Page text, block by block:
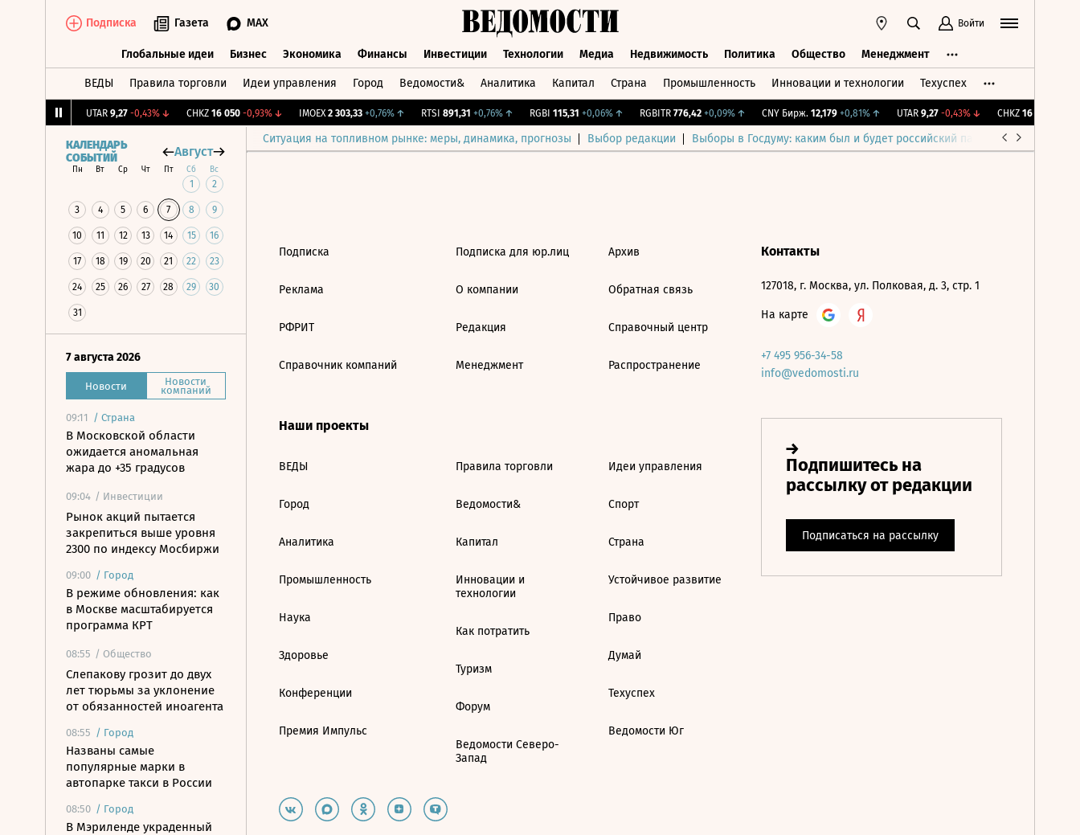
Подписка Газета MAX Войти
Глобальные идеи Бизнес Экономика Финансы Инвестиции Технологии Медиа Недвижимость Политика Общество Менеджмент
ВЕДЫ Правила торговли Идеи управления Город Ведомости& Аналитика Капитал Страна Промышленность Инновации и технологии Техуспех
UTAR 9,27 -0,43%↓ CHKZ 16 050 -0,93%↓ IMOEX 2 303,33 +0,76%↑ RTSI 891,31 +0,76%↑ RGBI 115,31 +0,06%↑ RGBITR 776,42 +0,09%↑ CNY Бирж. 12,179 +0,81%↑ UTAR 9,27 -0,43%↓ CHKZ 16 050
Ситуация на топливном рынке: меры, динамика, прогнозы Выбор редакции Выборы в Госдуму: каким был и будет российский парламент
КАЛЕНДАРЬ
СОБЫТИЙ
Август
Пн Вт Ср Чт Пт Сб Вс
1 2
3 4 5 6 7 8 9
10 11 12 13 14 15 16
17 18 19 20 21 22 23
24 25 26 27 28 29 30
31
7 августа 2026
Новости Новости
компаний
09:11 / Страна
В Московской области
ожидается аномальная
жара до +35 градусов
09:04 / Инвестиции
Рынок акций пытается
закрепиться выше уровня
2300 по индексу Мосбиржи
09:00 / Город
В режиме обновления: как
в Москве масштабируется
программа КРТ
08:55 / Общество
Слепакову грозит до двух
лет тюрьмы за уклонение
от обязанностей иноагента
08:55 / Город
Названы самые
популярные марки в
автопарке такси в России
08:50 / Город
В Мэриленде украденный
Подписка
Реклама
РФРИТ
Справочник компаний
Подписка для юр.лиц
О компании
Редакция
Менеджмент
Архив
Обратная связь
Справочный центр
Распространение
Наши проекты
ВЕДЫ
Город
Аналитика
Промышленность
Наука
Здоровье
Конференции
Премия Импульс
Правила торговли
Ведомости&
Капитал
Инновации и
технологии
Как потратить
Туризм
Форум
Ведомости Северо-
Запад
Идеи управления
Спорт
Страна
Устойчивое развитие
Право
Думай
Техуспех
Ведомости Юг
Контакты
127018, г. Москва, ул. Полковая, д. 3, стр. 1
На карте
+7 495 956-34-58
info@vedomosti.ru